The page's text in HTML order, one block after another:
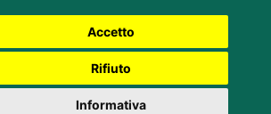
Accetto
Rifiuto
Informativa
Insiel